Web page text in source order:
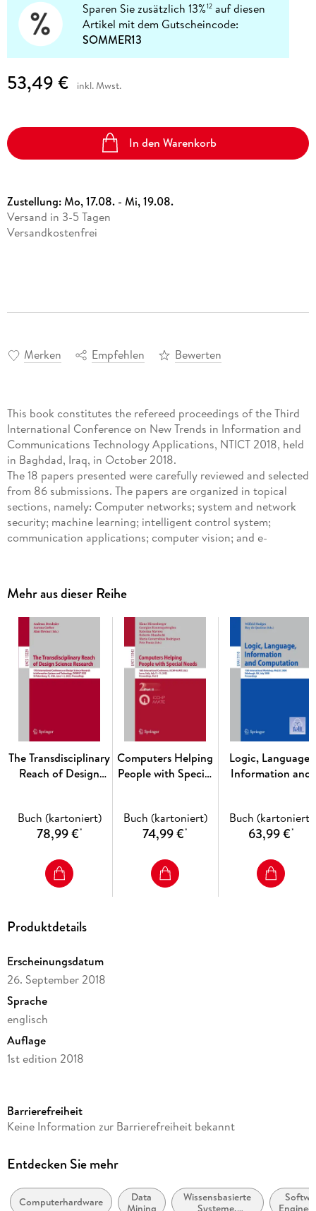
Sparen Sie zusätzlich 13%12 auf diesen
Artikel mit dem Gutscheincode:
SOMMER13
53,49 € inkl. Mwst.
In den Warenkorb
Zustellung:Mo, 17.08. - Mi, 19.08.
Versand in 3-5 Tagen
Versandkostenfrei
Merken Empfehlen Bewerten
This book constitutes the refereed proceedings of the Third
International Conference on New Trends in Information and
Communications Technology Applications, NTICT 2018, held
in Baghdad, Iraq, in October 2018.
The 18 papers presented were carefully reviewed and selected
from 86 submissions. The papers are organized in topical
sections, namely: Computer networks; system and network
security; machine learning; intelligent control system;
communication applications; computer vision; and e-
Inhaltsverzeichnis
Computer Networks. - System and Network Security. -
Machine Learning. - Intelligent Control System. -
Communication Applications. - Computer Vision. - E-
learning.
Mehr aus dieser Reihe
The Transdisciplinary
Reach of Design
Buch (kartoniert)
78,99 €*
Computers Helping
People with Special
Buch (kartoniert)
74,99 €*
Logic, Language,
Information and
Buch (kartoniert)
63,99 €*
Produktdetails
Erscheinungsdatum
26. September 2018
Sprache
englisch
Auflage
1st edition 2018
Reihe
Herausgegeben von
Verlag/Hersteller
Barrierefreiheit
Keine Information zur Barrierefreiheit bekannt
Entdecken Sie mehr
Computerhardware
Data
Wissensbasierte